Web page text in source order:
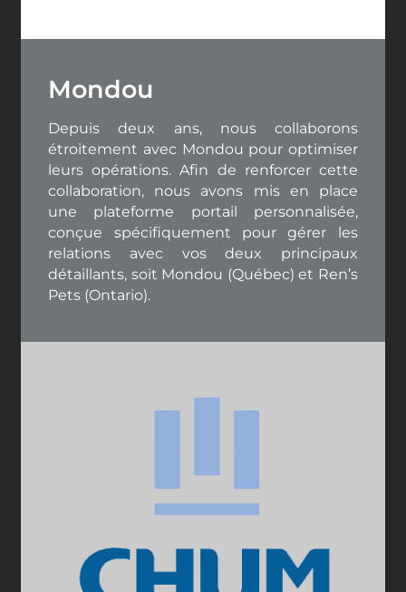
Mondou
Depuis deux ans, nous collaborons
étroitement avec Mondou pour optimiser
leurs opérations. Afin de renforcer cette
collaboration, nous avons mis en place
une plateforme portail personnalisée,
conçue spécifiquement pour gérer les
relations avec vos deux principaux
détaillants, soit Mondou (Québec) et Ren’s
Pets (Ontario).